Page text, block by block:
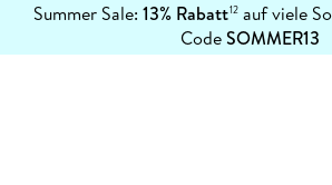
Summer Sale: 13% Rabatt12auf viele
CodeSOMMER13
erfahren